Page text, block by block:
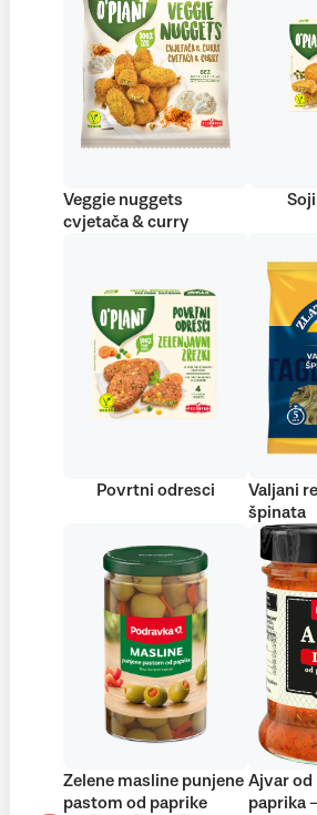
Veggie nuggets
cvjetača & curry
Povrtni odresci
Valjani
špinata
Zelene masline punjene
pastom od paprike
Ajvar od
paprika